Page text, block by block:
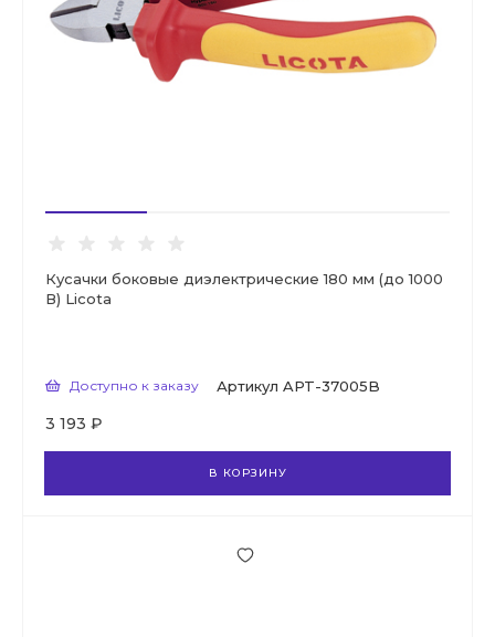
Кусачки боковые диэлектрические 180 мм (до 1000
В) Licota
Доступно к заказу Артикул APT-37005B
3 193 ₽
В КОРЗИНУ